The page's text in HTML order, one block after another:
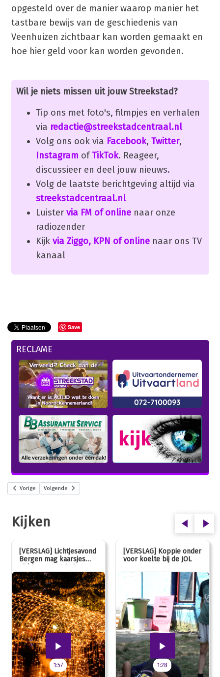
opgesteld over de manier waarop manier het
tastbare bewijs van de geschiedenis van
Veenhuizen zichtbaar kan worden gemaakt en
hoe hier geld voor kan worden gevonden.
Wil je niets missen uit jouw Streekstad?
Tip ons met foto's, filmpjes en verhalen
via redactie@streekstadcentraal.nl
Volg ons ook via Facebook, Twitter,
Instagram ofTikTok. Reageer,
discussieer en deel jouw nieuws.
Volg de laatste berichtgeving altijd via
streekstadcentraal.nl
Luister via FM of onlinenaar onze
radiozender
Kijk via Ziggo, KPN of onlinenaar ons TV
kanaal
Save
RECLAME
Vorige Volgende
Kijken
[VERSLAG] Lichtjesavond
Bergen mag kaarsjes
uitblazen: 100 jarig
jubileum!
1:57
[VERSLAG] Koppie onder
voor koelte bij de JOL
1:28